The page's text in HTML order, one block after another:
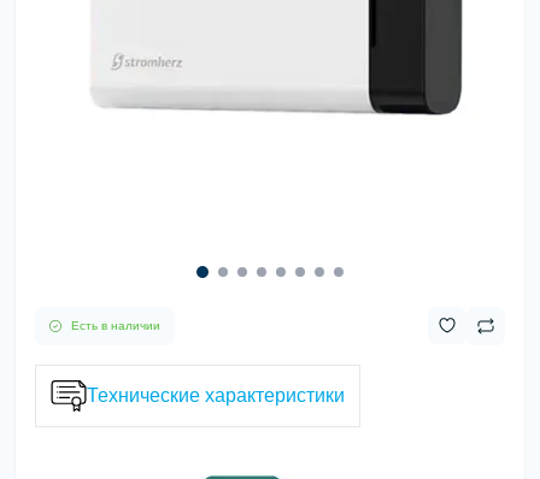
Есть в наличии
Технические характеристики